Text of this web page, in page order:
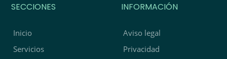
SECCIONES
Inicio
Servicios
INFORMACIÓN
Aviso legal
Privacidad